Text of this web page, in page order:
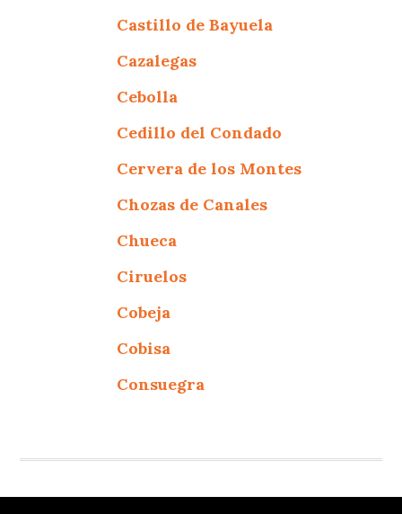
Castillo de Bayuela
Cazalegas
Cebolla
Cedillo del Condado
Cervera de los Montes
Chozas de Canales
Chueca
Ciruelos
Cobeja
Cobisa
Consuegra